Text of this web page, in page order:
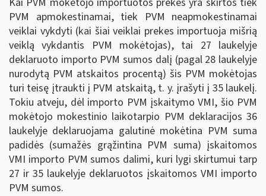
PVM apmokestinamai, tiek PVM neapmokestinamai
veiklai vykdyti (kai šiai veiklai prekes importuoja mišrią
veiklą vykdantis PVM mokėtojas), tai 27 laukelyje
deklaruoto importo PVM sumos dalį (pagal 28 laukelyje
nurodytą PVM atskaitos procentą) šis PVM mokėtojas
turi teisę įtraukti į PVM atskaitą, t. y. įrašyti į 35 laukelį.
Tokiu atveju, dėl importo PVM įskaitymo VMI, šio PVM
mokėtojo mokestinio laikotarpio PVM deklaracijos 36
laukelyje deklaruojama galutinė mokėtina PVM suma
padidės (sumažės grąžintina PVM suma) įskaitomos
VMI importo PVM sumos dalimi, kuri lygi skirtumui tarp
27 ir 35 laukelyje deklaruotos įskaitomos VMI importo
PVM sumos.